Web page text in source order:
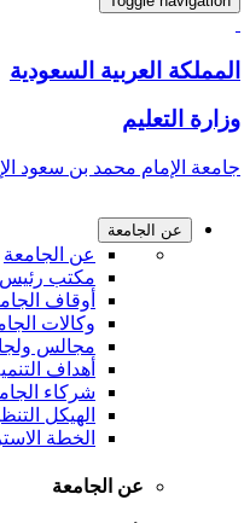
المملكة العربية السعودية
وزارة التعليم
جامعة الإمام محمد بن سعود
عن الجامعة
عن الجامعة
مكتب رئيس
أوقاف
وكالات
مجالس
أهداف
شركاء
الهيكل
الخطة
عن الجامعة